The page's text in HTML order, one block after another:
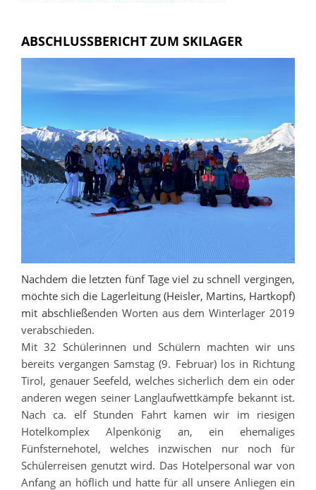
ABSCHLUSSBERICHT ZUM SKILAGER
Nachdem die letzten fünf Tage viel zu schnell vergingen,
möchte sich die Lagerleitung (Heisler, Martins, Hartkopf)
mit abschließenden Worten aus dem Winterlager 2019
verabschieden.
Mit 32 Schülerinnen und Schülern machten wir uns
bereits vergangen Samstag (9. Februar) los in Richtung
Tirol, genauer Seefeld, welches sicherlich dem ein oder
anderen wegen seiner Langlaufwettkämpfe bekannt ist.
Nach ca. elf Stunden Fahrt kamen wir im riesigen
Hotelkomplex Alpenkönig an, ein ehemaliges
Fünfsternehotel, welches inzwischen nur noch für
Schülerreisen genutzt wird. Das Hotelpersonal war von
Anfang an höflich und hatte für all unsere Anliegen ein